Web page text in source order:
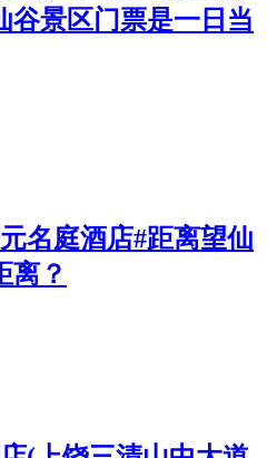
谷景区门票是一日当
名庭酒店#距离望仙
离？